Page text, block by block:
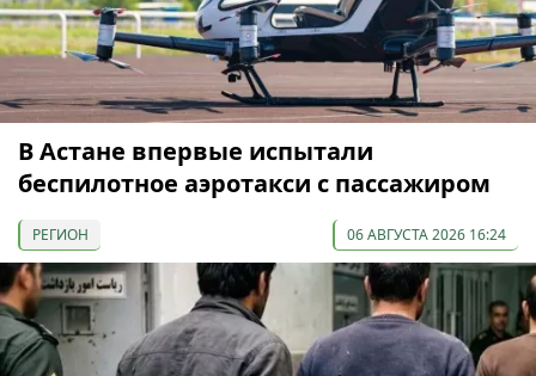
В Астане впервые испытали
беспилотное аэротакси с пассажиром
РЕГИОН 06 АВГУСТА 2026 16:24